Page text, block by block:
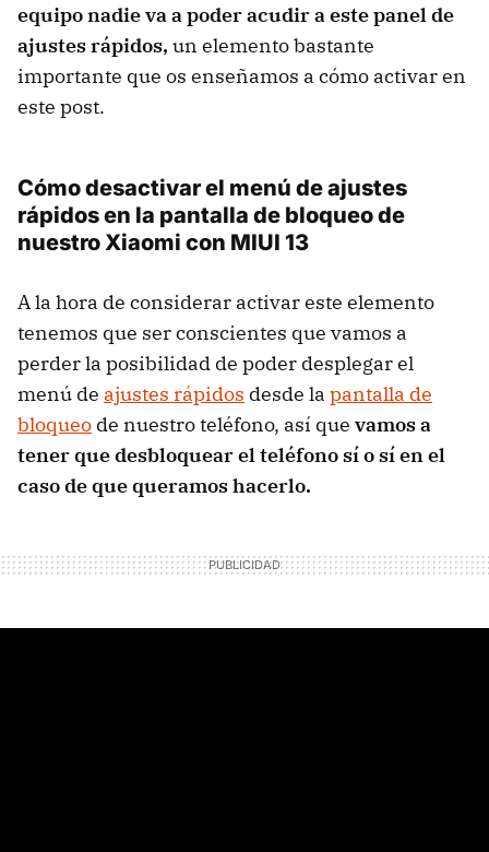
equipo nadie va a poder acudir a este panel de
ajustes rápidos, un elemento bastante
importante que os enseñamos a cómo activar en
este post.
Cómo desactivar el menú de ajustes
rápidos en la pantalla de bloqueo de
nuestro Xiaomi con MIUI 13
A la hora de considerar activar este elemento
tenemos que ser conscientes que vamos a
perder la posibilidad de poder desplegar el
menú de ajustes rápidos desde la pantalla de
bloqueo de nuestro teléfono, así que vamos a
tener que desbloquear el teléfono sí o sí en el
caso de que queramos hacerlo.